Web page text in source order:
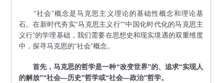
“社会”概念是马克思主义理论的基础性概念和理论基
石。在新时代夯实“马克思主义行”“中国化时代化的马克思主
义行”的学理基础，我们需要在思想史和现实境遇的双重维度
中，探寻马克思的“社会”概念。
首先，马克思的哲学是一种“改变世界”的、追求“实现人
的解放”“社会—历史”哲学或“社会—政治”哲学。